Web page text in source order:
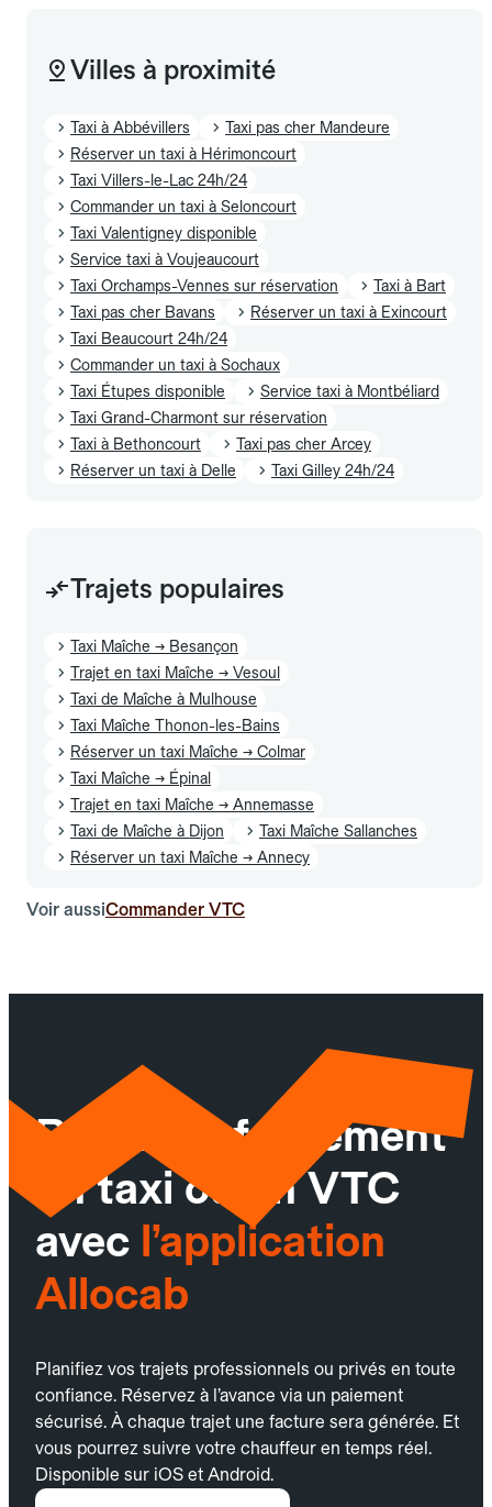
Villes à proximité
Taxi à Abbévillers
Taxi pas cher Mandeure
Réserver un taxi à Hérimoncourt
Taxi Villers-le-Lac 24h/24
Commander un taxi à Seloncourt
Taxi Valentigney disponible
Service taxi à Voujeaucourt
Taxi Orchamps-Vennes sur réservation
Taxi à Bart
Taxi pas cher Bavans
Réserver un taxi à Exincourt
Taxi Beaucourt 24h/24
Commander un taxi à Sochaux
Taxi Étupes disponible
Service taxi à Montbéliard
Taxi Grand-Charmont sur réservation
Taxi à Bethoncourt
Taxi pas cher Arcey
Réserver un taxi à Delle
Taxi Gilley 24h/24
Trajets populaires
Taxi Maîche → Besançon
Trajet en taxi Maîche → Vesoul
Taxi de Maîche à Mulhouse
Taxi Maîche Thonon-les-Bains
Réserver un taxi Maîche → Colmar
Taxi Maîche → Épinal
Trajet en taxi Maîche → Annemasse
Taxi de Maîche à Dijon
Taxi Maîche Sallanches
Réserver un taxi Maîche → Annecy
Voir aussiCommander VTC
Réservez facilement
un taxi ou un VTC
avec l’application
Allocab
Planifiez vos trajets professionnels ou privés en toute
confiance. Réservez à l’avance via un paiement
sécurisé. À chaque trajet une facture sera générée. Et
vous pourrez suivre votre chauffeur en temps réel.
Disponible sur iOS et Android.